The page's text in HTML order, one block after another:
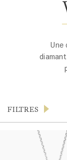
Une
Produits
FILTRES